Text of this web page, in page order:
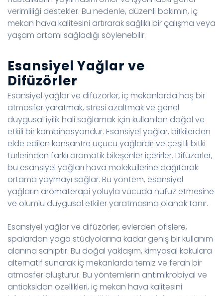
verimliliği destekler. Bu nedenle, düzenli bakımın, iç
mekan hava kalitesini artırarak sağlıklı bir çalışma veya
yaşam ortamı sağladığı söylenebilir.
Esansiyel Yağlar ve
Difüzörler
Esansiyel yağlar ve difüzörler, iç mekanlarda hoş bir
atmosfer yaratmak, stresi azaltmak ve genel
duygusal iyilik hali sağlamak için kullanılan doğal ve
etkili bir kombinasyondur. Esansiyel yağlar, bitkilerden
elde edilen konsantre uçucu yağlardır ve çeşitli bitki
türlerinden farklı aromatik bileşenler içerirler. Difüzörler,
bu esansiyel yağları hava moleküllerine dağıtarak
ortama yaymayı sağlar. Bu yöntem, esansiyel
yağların aromaterapi yoluyla vücuda nüfuz etmesine
ve olumlu duygusal etkiler yaratmasına olanak tanır.
Esansiyel yağlar ve difüzörler, evlerden ofislere,
spalardan yoga stüdyolarına kadar geniş bir kullanım
alanına sahiptir. Bu doğal yaklaşım, kimyasal kokulara
alternatif sunarak iç mekanlarda temiz ve ferah bir
atmosfer oluşturur. Bu yöntemlerin antimikrobiyal ve
antioksidan özellikleri, iç mekan hava kalitesini